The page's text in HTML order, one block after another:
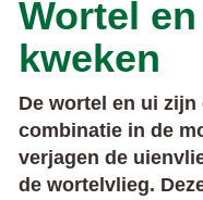
Wortel
kweken
De wortel en ui zijn
combinatie in de
verjagen de
de wortelvlieg.